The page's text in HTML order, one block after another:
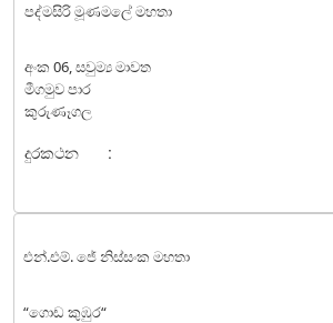
පද්මසිරි මූණමලේ මහතා
අංක 06, සවුම්‍ය මාවත
මීගමුව පාර
කුරුණෑගල
දුරකථන :
එන්.එම්. ජේ නිස්සංක මහතා
“ගොඩ කුඹුර“